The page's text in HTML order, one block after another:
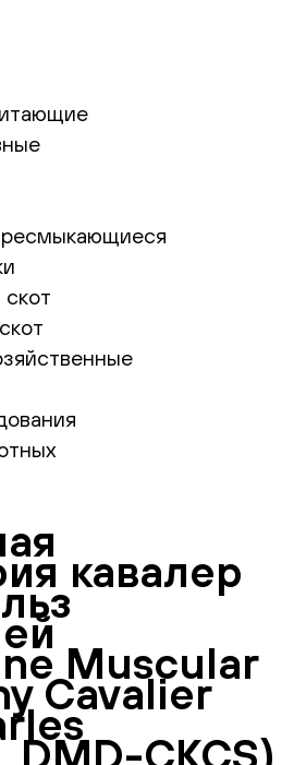
кавалер
Muscular
Cavalier
DMD-CKCS)